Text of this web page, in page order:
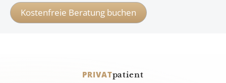
Kostenfreie Beratung buchen
PRIVATpatient